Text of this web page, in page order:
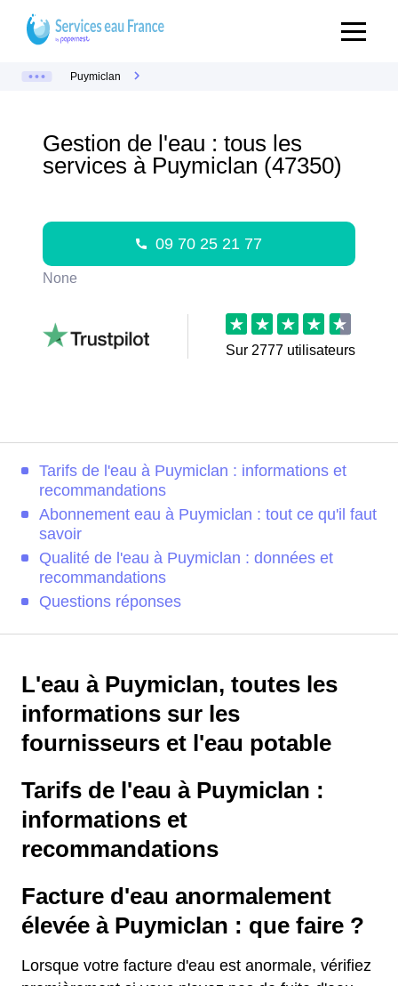
Puymiclan
Gestion de l'eau : tous les
services à Puymiclan (47350)
09 70 25 21 77
None
Sur 2777 utilisateurs
Tarifs de l'eau à Puymiclan : informations et
recommandations
Abonnement eau à Puymiclan : tout ce qu'il faut
savoir
Qualité de l'eau à Puymiclan : données et
recommandations
Questions réponses
L'eau à Puymiclan, toutes les
informations sur les
fournisseurs et l'eau potable
Tarifs de l'eau à Puymiclan :
informations et
recommandations
Facture d'eau anormalement
élevée à Puymiclan : que faire ?
Lorsque votre facture d'eau est anormale, vérifiez